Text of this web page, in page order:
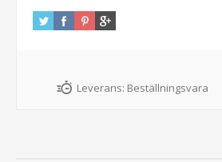
Leverans: Beställningsvara